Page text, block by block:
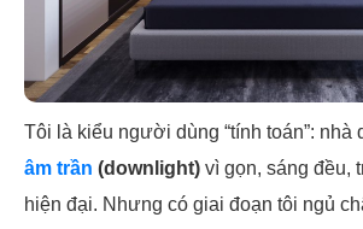
Tôi là kiểu người dùng “tính toán”: nhà
âm trần (downlight) vì gọn, sáng đều,
hiện đại. Nhưng có giai đoạn tôi ngủ